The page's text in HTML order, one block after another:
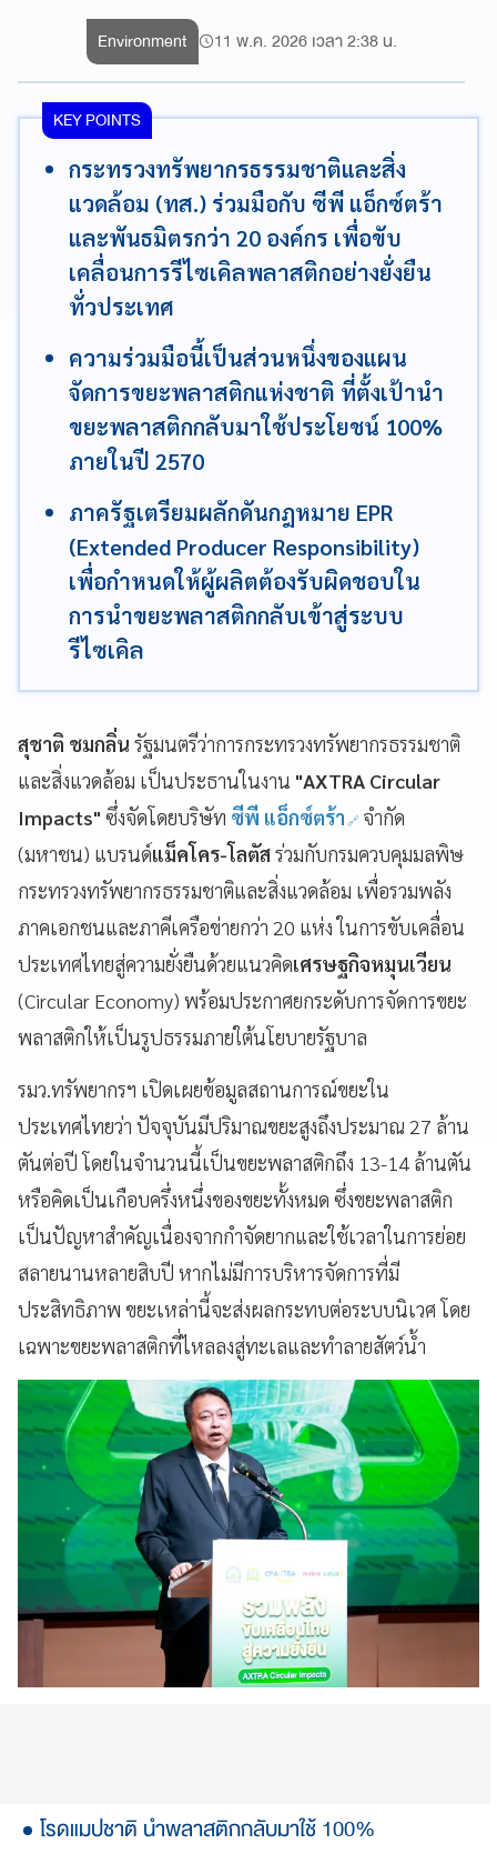
Environment 11 พ.ค. 2026 เวลา 2:38 น.
KEY POINTS
กระทรวงทรัพยากรธรรมชาติและสิ่ง
แวดล้อม (ทส.) ร่วมมือกับ ซีพี แอ็กซ์ตร้า
และพันธมิตรกว่า 20 องค์กร เพื่อขับ
เคลื่อนการรีไซเคิลพลาสติกอย่างยั่งยืน
ทั่วประเทศ
ความร่วมมือนี้เป็นส่วนหนึ่งของแผน
จัดการขยะพลาสติกแห่งชาติ ที่ตั้งเป้านำ
ขยะพลาสติกกลับมาใช้ประโยชน์ 100%
ภายในปี 2570
ภาครัฐเตรียมผลักดันกฎหมาย EPR
(Extended Producer Responsibility)
เพื่อกำหนดให้ผู้ผลิตต้องรับผิดชอบใน
การนำขยะพลาสติกกลับเข้าสู่ระบบ
รีไซเคิล
สุชาติ ชมกลิ่น รัฐมนตรีว่าการกระทรวงทรัพยากรธรรมชาติ
และสิ่งแวดล้อม เป็นประธานในงาน "AXTRA Circular
Impacts" ซึ่งจัดโดยบริษัท ซีพี แอ็กซ์ตร้า จำกัด
(มหาชน) แบรนด์แม็คโคร-โลตัสร่วมกับกรมควบคุมมลพิษ
กระทรวงทรัพยากรธรรมชาติและสิ่งแวดล้อม เพื่อรวมพลัง
ภาคเอกชนและภาคีเครือข่ายกว่า 20 แห่ง ในการขับเคลื่อน
ประเทศไทยสู่ความยั่งยืนด้วยแนวคิดเศรษฐกิจหมุนเวียน
(Circular Economy) พร้อมประกาศยกระดับการจัดการขยะ
พลาสติกให้เป็นรูปธรรมภายใต้นโยบายรัฐบาล
รมว.ทรัพยากรฯ เปิดเผยข้อมูลสถานการณ์ขยะใน
ประเทศไทยว่า ปัจจุบันมีปริมาณขยะสูงถึงประมาณ 27 ล้าน
ตันต่อปี โดยในจำนวนนี้เป็นขยะพลาสติกถึง 13-14 ล้านตัน
หรือคิดเป็นเกือบครึ่งหนึ่งของขยะทั้งหมด ซึ่งขยะพลาสติก
เป็นปัญหาสำคัญเนื่องจากกำจัดยากและใช้เวลาในการย่อย
สลายนานหลายสิบปี หากไม่มีการบริหารจัดการที่มี
ประสิทธิภาพ ขยะเหล่านี้จะส่งผลกระทบต่อระบบนิเวศ โดย
เฉพาะขยะพลาสติกที่ไหลลงสู่ทะเลและทำลายสัตว์น้ำ
โรดแมปชาติ นำพลาสติกกลับมาใช้ 100%